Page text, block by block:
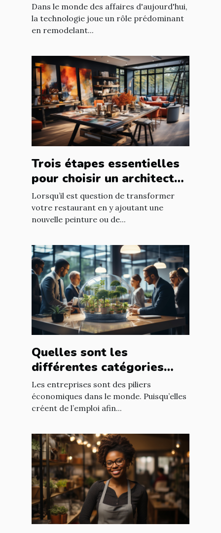
entreprises
Dans le monde des affaires d'aujourd'hui,
la technologie joue un rôle prédominant
en remodelant...
Trois étapes essentielles
pour choisir un architecte
d’intérieur
Lorsqu’il est question de transformer
votre restaurant en y ajoutant une
nouvelle peinture ou de...
Quelles sont les
différentes catégories
d’entreprise ?
Les entreprises sont des piliers
économiques dans le monde. Puisqu’elles
créent de l’emploi afin...